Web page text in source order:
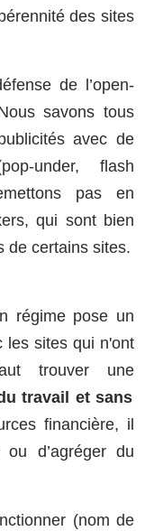
des sites
de l’open-
savons tous
avec de
under, flash
pas en
qui sont bien
de certains sites.
régime pose un
les sites qui n'ont
trouver une
travail et sans
financière, il
d’agréger du
(nom de